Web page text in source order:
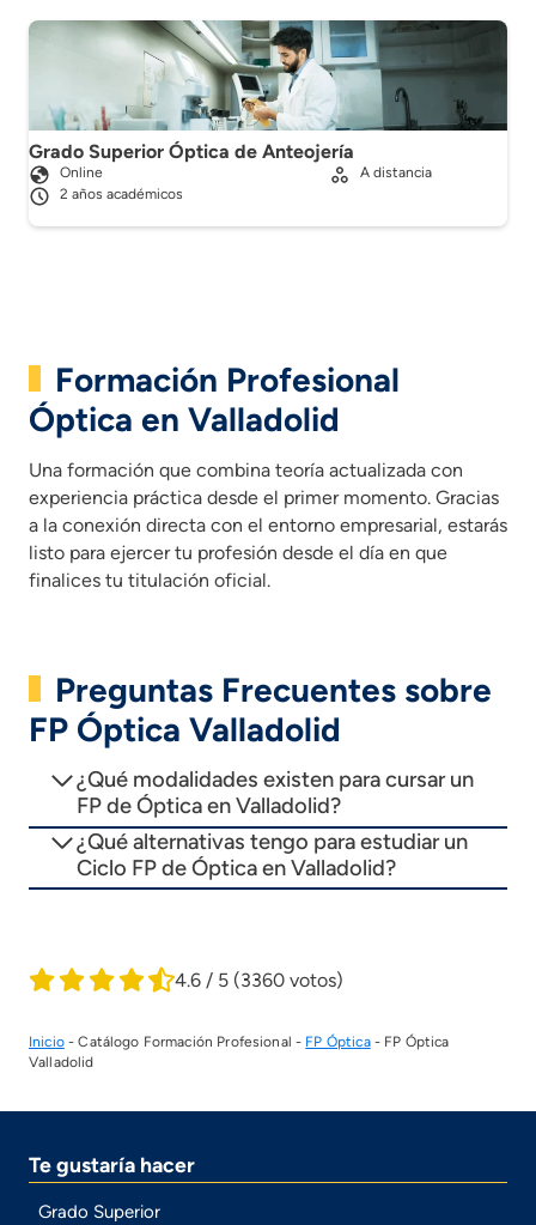
Grado Superior Óptica de Anteojería
Online
2 años académicos
A distancia
Formación Profesional
Óptica en Valladolid
Una formación que combina teoría actualizada con
experiencia práctica desde el primer momento. Gracias
a la conexión directa con el entorno empresarial, estarás
listo para ejercer tu profesión desde el día en que
finalices tu titulación oficial.
Preguntas Frecuentes sobre
FP Óptica Valladolid
¿Qué modalidades existen para cursar un
FP de Óptica en Valladolid?
¿Qué alternativas tengo para estudiar un
Ciclo FP de Óptica en Valladolid?
4.6 / 5 (3360 votos)
Inicio-Catálogo Formación Profesional - FP Óptica- FP Óptica
Valladolid
Te gustaría hacer
Grado Superior